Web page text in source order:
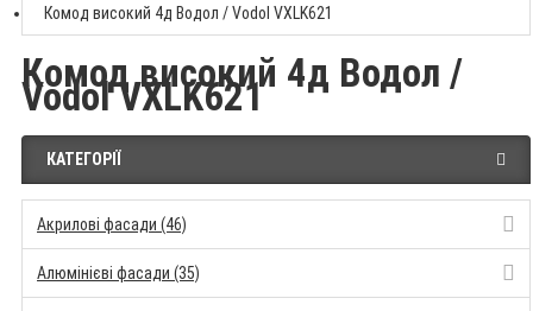
Комод високий 4д Водол / Vodol VXLK621
Комод високий 4д Водол /
Vodol VXLK621
КАТЕГОРІЇ
Акрилові фасади (46)
Алюмінієві фасади (35)